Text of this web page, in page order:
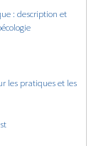
: description et
les pratiques et les